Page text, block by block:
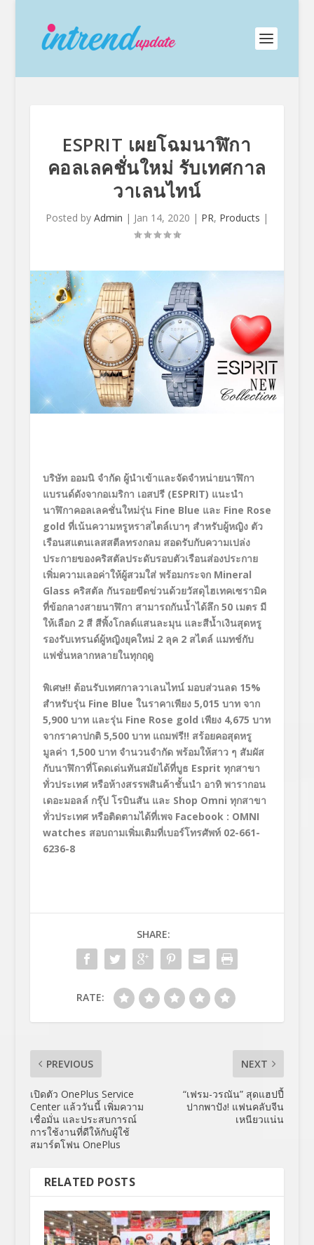
ESPRIT เผยโฉมนาฬิกา
คอลเลคชั่นใหม่ รับเทศกาล
วาเลนไทน์
Posted by Admin | Jan 14, 2020 | PR, Products |
บริษัท ออมนิ จำกัด ผู้นำเข้าและจัดจำหน่ายนาฬิกา
แบรนด์ดังจากอเมริกา เอสปรี (ESPRIT) แนะนำ
นาฬิกาคอลเลคชั่นใหม่รุ่นFine Blue และ Fine Rose
gold ที่เน้นความหรูหราสไตล์เบาๆ สำหรับผู้หญิง ตัว
เรือนสแตนเลสสตีลทรงกลม สอดรับกับความเปล่ง
ประกายของคริสตัลประดับรอบตัวเรือนส่องประกาย
เพิ่มความเลอค่าให้ผู้สวมใส่ พร้อมกระจก Mineral
Glass คริสตัล กันรอยขีดข่วนด้วยวัสดุไฮเทคเซรามิค
ที่ข้อกลางสายนาฬิกา สามารถกันน้ำได้ลึก 50 เมตร มี
ให้เลือก 2 สี สีพิ้งโกลด์แสนละมุน และสีน้ำเงินสุดหรู
รองรับเทรนด์ผู้หญิงยุคใหม่ 2 ลุค 2 สไตล์ แมทช์กับ
แฟชั่นหลากหลายในทุกฤดู
พิเศษ!! ต้อนรับเทศกาลวาเลนไทน์ มอบส่วนลด 15%
สำหรับรุ่นFine Blue ในราคาเพียง 5,015 บาท จาก
5,900 บาท และรุ่น Fine Rose gold เพียง 4,675 บาท
จากราคาปกติ 5,500 บาท แถมฟรี!! สร้อยคอสุดหรู
มูลค่า 1,500 บาทจำนวนจำกัด พร้อมให้สาว ๆ สัมผัส
กับนาฬิกาที่โดดเด่นทันสมัยได้ที่บูธ Esprit ทุกสาขา
ทั่วประเทศ หรือห้างสรรพสินค้าชั้นนำ อาทิ พารากอน
เดอะมอลล์ กรุ๊ป โรบินสัน และ Shop Omni ทุกสาขา
ทั่วประเทศ หรือติดตามได้ที่เพจ Facebook : OMNI
watches สอบถามเพิ่มเติมที่เบอร์โทรศัพท์ 02-661-
6236-8
SHARE:
RATE:
PREVIOUS
เปิดตัว OnePlus Service
Center แล้ววันนี้ เพิ่มความ
เชื่อมั่น และประสบการณ์
การใช้งานที่ดีให้กับผู้ใช้
สมาร์ตโฟน OnePlus
NEXT
“เฟรม-วรณัน” สุดแฮปปี้
ปากพาปัง! แฟนคลับจีน
เหนียวแน่น
RELATED POSTS